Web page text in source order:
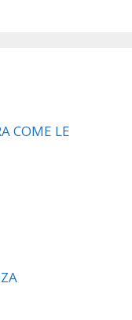
COME LE